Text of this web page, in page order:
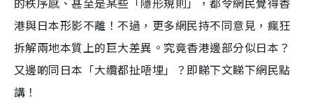
港與日本形影不離！不過，更多網民持不同意見，瘋狂
拆解兩地本質上的巨大差異。究竟香港邊部分似日本？
又邊啲同日本「大纜都扯唔埋」？即睇下文睇下網民點
講！